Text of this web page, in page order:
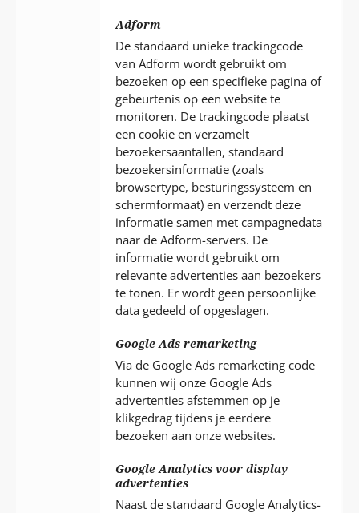
Adform
De standaard unieke trackingcode
van Adform wordt gebruikt om
bezoeken op een specifieke pagina of
gebeurtenis op een website te
monitoren. De trackingcode plaatst
een cookie en verzamelt
bezoekersaantallen, standaard
bezoekersinformatie (zoals
browsertype, besturingssysteem en
schermformaat) en verzendt deze
informatie samen met campagnedata
naar de Adform-servers. De
informatie wordt gebruikt om
relevante advertenties aan bezoekers
te tonen. Er wordt geen persoonlijke
data gedeeld of opgeslagen.
Google Ads remarketing
Via de Google Ads remarketing code
kunnen wij onze Google Ads
advertenties afstemmen op je
klikgedrag tijdens je eerdere
bezoeken aan onze websites.
Google Analytics voor display
advertenties
Naast de standaard Google Analytics-